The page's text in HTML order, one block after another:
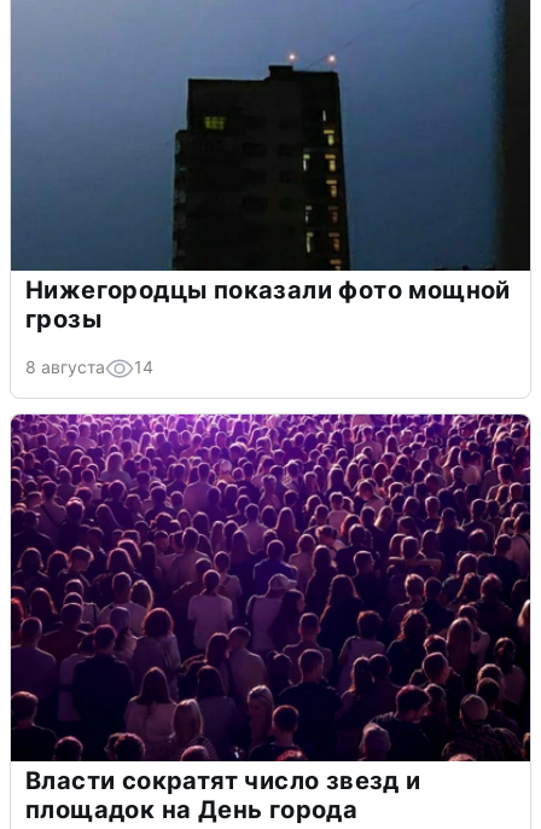
Нижегородцы показали фото мощной
грозы
8 августа 14
Власти сократят число звезд и
площадок на День города